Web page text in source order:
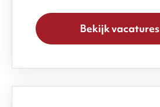
Bekijk vacatures